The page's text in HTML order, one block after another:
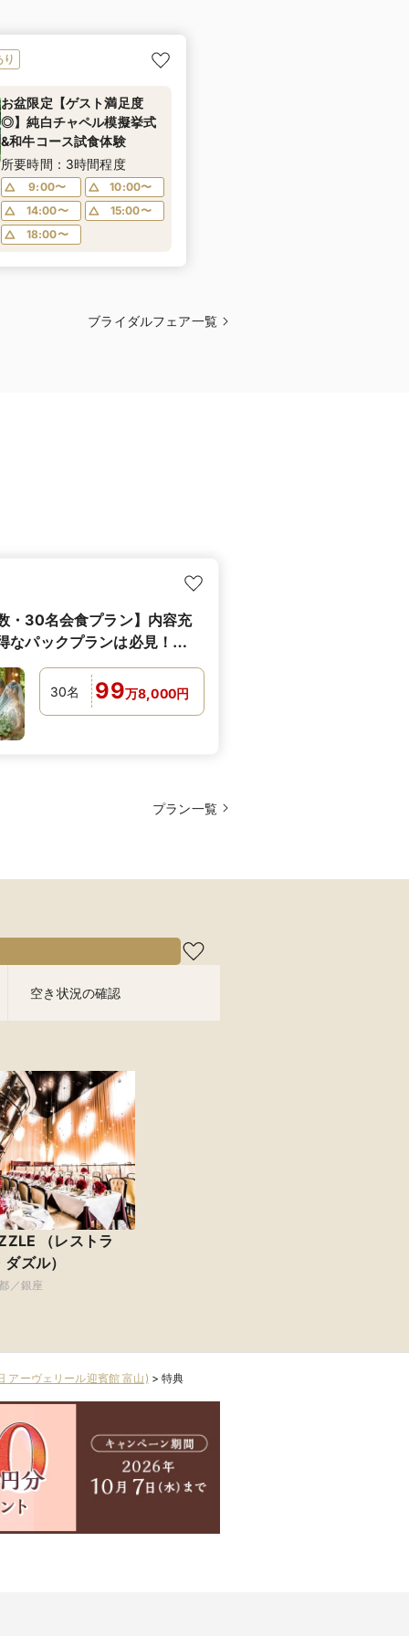
り
お盆限定【ゲスト満足度
◎】純白チャペル模擬挙式
&和牛コース試食体験
所要時間：3時間程度
9:00〜
10:00〜
14:00〜
15:00〜
18:00〜
ブライダルフェア一覧
・30名会食プラン】内容充
なパックプランは必見！
月までの結婚式実施の方へ
30名 99万8,000円
プラン一覧
空き状況の確認
（レストラ
ダズル）
／銀座
アーヴェリール迎賓館 富山) >特典